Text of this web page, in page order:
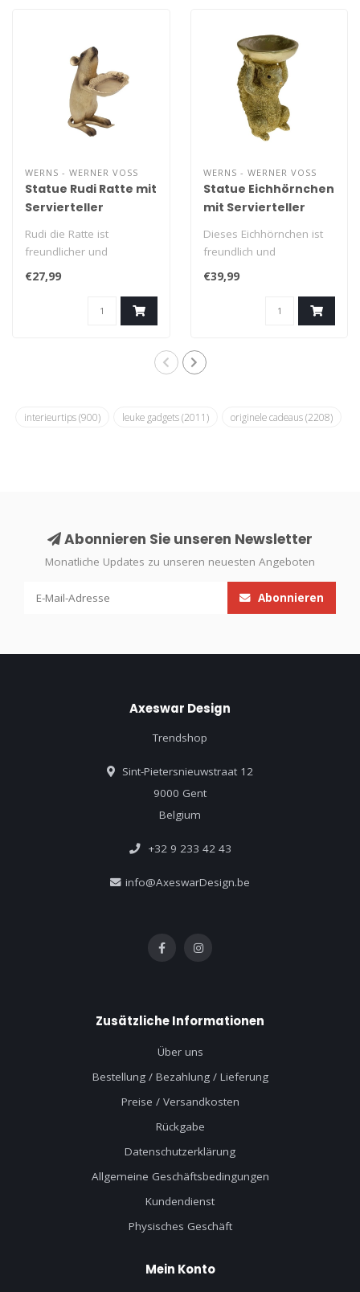
WERNS - WERNER VOSS
Statue Rudi Ratte mit
Servierteller
Rudi die Ratte ist
freundlicher und
aufmerksamer als man
es von einer Ratte erwa..
€27,99
WERNS - WERNER VOSS
Statue Eichhörnchen
mit Servierteller
Dieses Eichhörnchen ist
freundlich und
aufmerksam. Schauen
Sie, wie süß er di..
€39,99
interieurtips(900) leuke gadgets(2011) originele cadeaus(2208)
Abonnieren Sie unseren Newsletter
Monatliche Updates zu unseren neuesten Angeboten
Abonnieren
Axeswar Design
Trendshop
Sint-Pietersnieuwstraat 12
9000 Gent
Belgium
+32 9 233 42 43
info@AxeswarDesign.be
Zusätzliche Informationen
Über uns
Bestellung / Bezahlung / Lieferung
Preise / Versandkosten
Rückgabe
Datenschutzerklärung
Allgemeine Geschäftsbedingungen
Kundendienst
Physisches Geschäft
Mein Konto